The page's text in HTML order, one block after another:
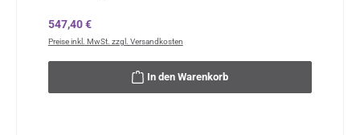
Regulärer Preis:
547,40 €
Preise inkl. MwSt. zzgl. Versandkosten
In den Warenkorb